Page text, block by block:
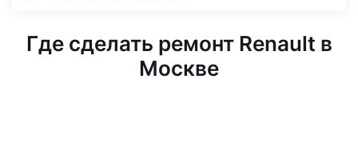
Где сделать ремонт Renault в
Москве